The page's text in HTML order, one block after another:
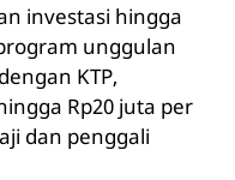
investasi hingga
unggulan
KTP,
Rp20 juta per
dan penggali